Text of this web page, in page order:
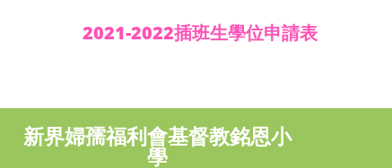
2021-2022插班生學位申請表
新界婦孺福利會基督教銘恩小
學